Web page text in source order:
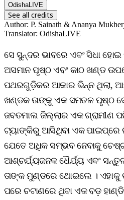
OdishaLIVE
See all credits
Author: P. Sainath & Ananya
Translator: OdishaLIVE
ସେ ସୁନ୍ଦର ଭାବରେ ଏବଂ ସିଧା
ଅସମାନ ପୃଷ୍ଠ ଏବଂ କାଠ ଖଣ୍ଡ
ପଥରଗୁଡ଼ିକର ଆକାର ଭିନ୍ନ ଥିଲା,
ଖଣ୍ଡକ ତାଙ୍କୁ ଏକ ସମତଳ ପୃଷ୍ଠ
ଜବତମାଲ ଜିଲ୍ଲାର ଏକ ଗ୍ରାମୀଣ
ଟ୍ୟାଙ୍କିରୁ ଆସିଥିବା ଏକ ପାଇପ୍‌ରେ
ଯେତେ ଅଧିକ ସମ୍ଭବ ନେବାକୁ
ଆଶ୍ଚର୍ଯ୍ୟଜନକ ଧୈର୍ଯ୍ୟ ଏବଂ
ତାଙ୍କ ମୁଣ୍ଡରେ ଥୋଇଲେ । ଏହାକୁ
ପରେ ଚଟାଣରେ ଥିବା ଏକ ବଡ଼